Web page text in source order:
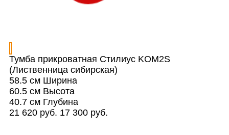
Тумба прикроватная Стилиус KOM2S
(Лиственница сибирская)
58.5 смШирина
60.5 смВысота
40.7 смГлубина
21 620 руб. 17 300 руб.